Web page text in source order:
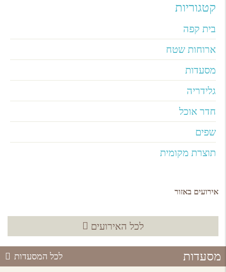
קטגוריות
בית קפה
ארוחות שטח
מסעדות
גלידריה
חדר אוכל
שפים
תוצרת מקומית
אירועים באזור
לכל האירועים
מסעדות לכל המסעדות